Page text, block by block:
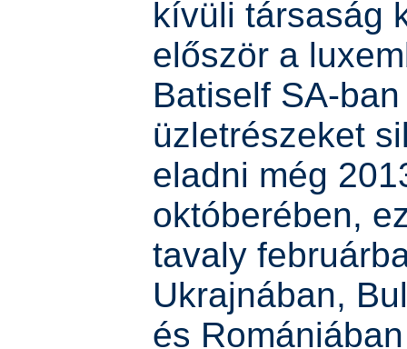
kívüli társaság
először a
Batiself SA-
üzletrészeket
eladni még
októberében,
tavaly
Ukrajnában,
és